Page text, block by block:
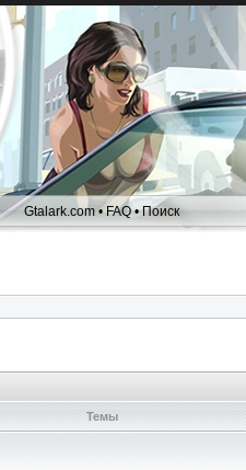
Gtalark.com •FAQ•Поиск
Темы